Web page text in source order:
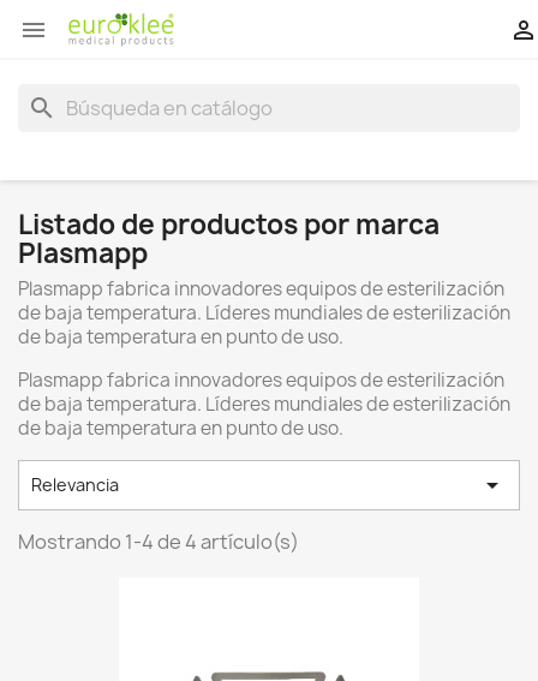
 
search
Listado de productos por marca
Plasmapp
Plasmapp fabrica innovadores equipos de esterilización
de baja temperatura. Líderes mundiales de esterilización
de baja temperatura en punto de uso.
Plasmapp fabrica innovadores equipos de esterilización
de baja temperatura. Líderes mundiales de esterilización
de baja temperatura en punto de uso.
Relevancia 
Mostrando 1-4 de 4 artículo(s)